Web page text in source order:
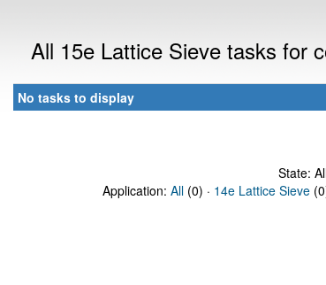
All 15e Lattice Sieve tasks for
No tasks to display
State:
Application: All (0) · 14e Lattice Sieve